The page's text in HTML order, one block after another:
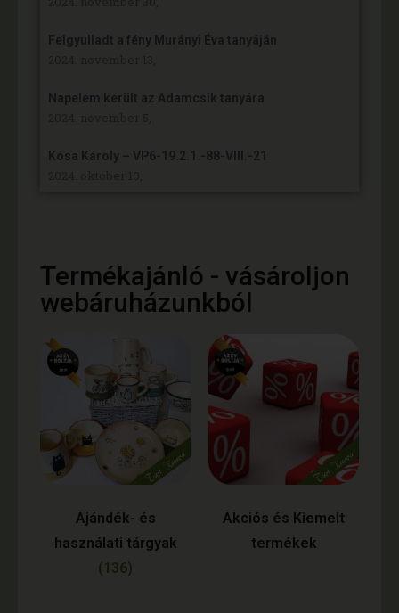
Felgyulladt a fény Murányi Éva tanyáján
Napelem került az Adamcsik tanyára
Kósa Károly – VP6-19.2.1.-88-VIII.-21
Termékajánló - vásároljon
webáruházunkból
Ajándék- és
használati tárgyak
(136)
Akciós és Kiemelt
termékek